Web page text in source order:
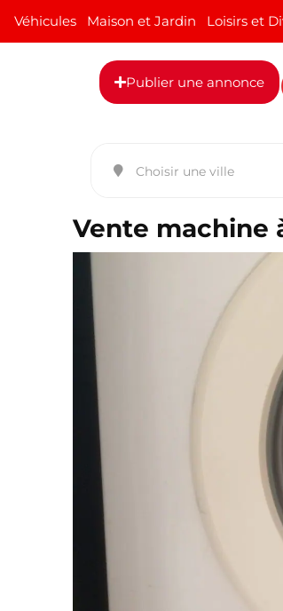
Véhicules Maison et Jardin Loisirs et
Publier une annonce
Vente machine